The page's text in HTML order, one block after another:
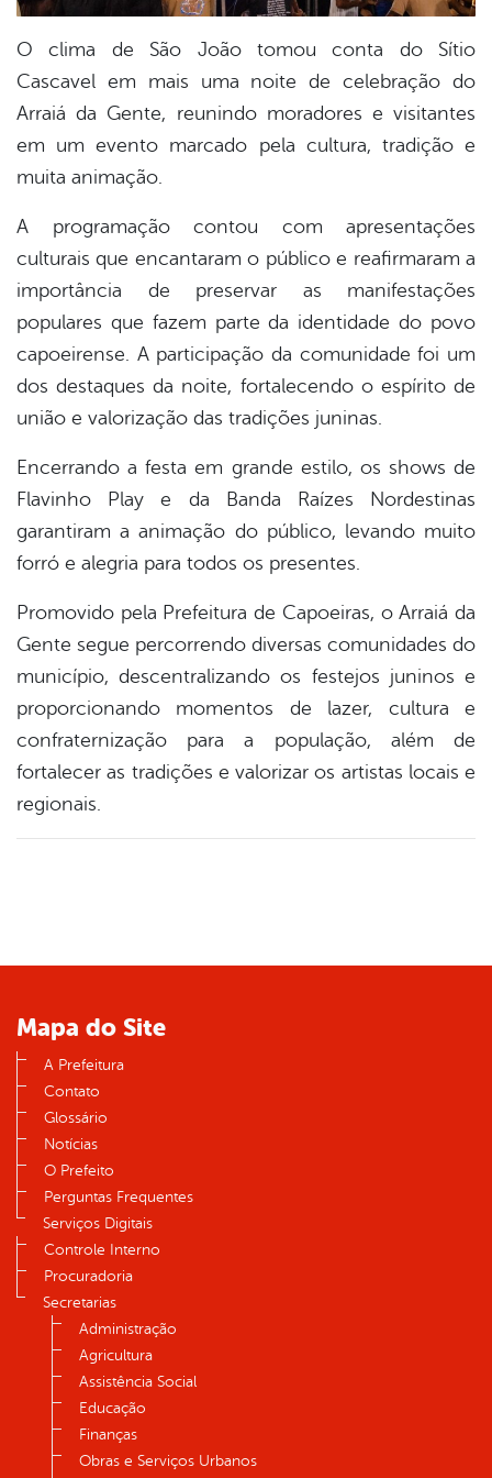
O clima de São João tomou conta do Sítio
Cascavel em mais uma noite de celebração do
Arraiá da Gente, reunindo moradores e visitantes
em um evento marcado pela cultura, tradição e
muita animação.
A programação contou com apresentações
culturais que encantaram o público e reafirmaram a
importância de preservar as manifestações
populares que fazem parte da identidade do povo
capoeirense. A participação da comunidade foi um
dos destaques da noite, fortalecendo o espírito de
união e valorização das tradições juninas.
Encerrando a festa em grande estilo, os shows de
Flavinho Play e da Banda Raízes Nordestinas
garantiram a animação do público, levando muito
forró e alegria para todos os presentes.
Promovido pela Prefeitura de Capoeiras, o Arraiá da
Gente segue percorrendo diversas comunidades do
município, descentralizando os festejos juninos e
proporcionando momentos de lazer, cultura e
confraternização para a população, além de
fortalecer as tradições e valorizar os artistas locais e
regionais.
Mapa do Site
A Prefeitura
Contato
Glossário
Notícias
O Prefeito
Perguntas Frequentes
Serviços Digitais
Controle Interno
Procuradoria
Secretarias
Administração
Agricultura
Assistência Social
Educação
Finanças
Obras e Serviços Urbanos